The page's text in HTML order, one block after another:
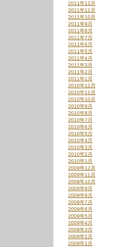
2011年12月
2011年11月
2011年10月
2011年9月
2011年8月
2011年7月
2011年6月
2011年5月
2011年4月
2011年3月
2011年2月
2011年1月
2010年12月
2010年11月
2010年10月
2010年9月
2010年8月
2010年7月
2010年6月
2010年5月
2010年4月
2010年3月
2010年2月
2010年1月
2009年12月
2009年11月
2009年10月
2009年9月
2009年8月
2009年7月
2009年6月
2009年5月
2009年4月
2009年3月
2009年2月
2009年1月